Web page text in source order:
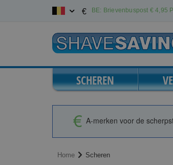
Ga
inhoud
€ BE: Brievenbuspost € 4,95
SCHEREN
A-merken voor de
Home Scheren